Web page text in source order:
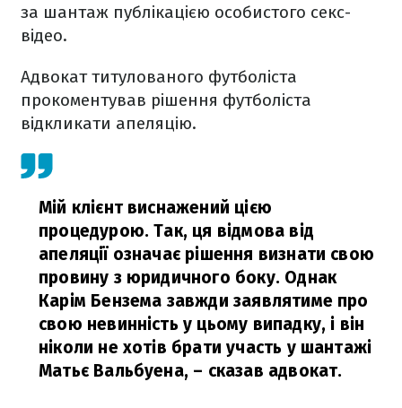
за шантаж публікацією особистого секс-
відео.
Адвокат титулованого футболіста
прокоментував рішення футболіста
відкликати апеляцію.
Мій клієнт виснажений цією
процедурою. Так, ця відмова від
апеляції означає рішення визнати свою
провину з юридичного боку. Однак
Карім Бензема завжди заявлятиме про
свою невинність у цьому випадку, і він
ніколи не хотів брати участь у шантажі
Матьє Вальбуена, – сказав адвокат.